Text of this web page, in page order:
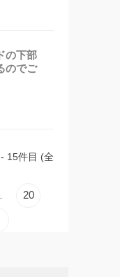
の下部
のでご
15件目 (全
20